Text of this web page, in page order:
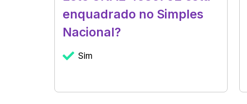
enquadrado no Simples
Nacional?
Sim